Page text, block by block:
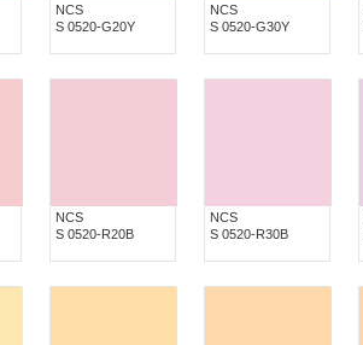
NCS
S 0520-G20Y
NCS
S 0520-G30Y
NCS
S 0520-R20B
NCS
S 0520-R30B